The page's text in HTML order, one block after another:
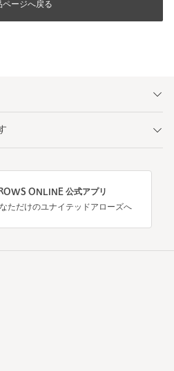
ページへ戻る
ONLINE 公式アプリ
ただけのユナイテッドアローズへ